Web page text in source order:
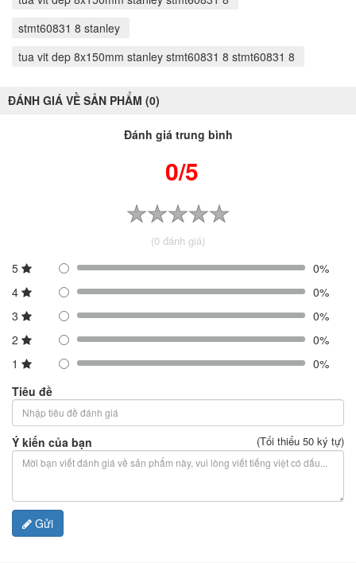
stmt60831 8 stanley
tua vit dep 8x150mm stanley stmt60831 8 stmt60831 8
ĐÁNH GIÁ VỀ SẢN PHẨM (0)
Đánh giá trung bình
0/5
(0 đánh giá)
5
0%
4
0%
3
0%
2
0%
1
0%
Tiêu đề
Ý kiến của bạn (Tối thiểu 50 ký tự)
Gửi